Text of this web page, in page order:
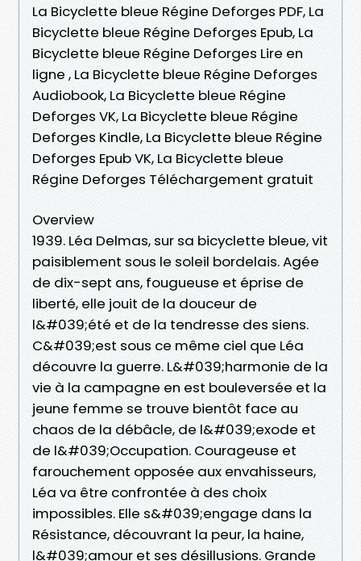
La Bicyclette bleue Régine Deforges PDF, La
Bicyclette bleue Régine Deforges Epub, La
Bicyclette bleue Régine Deforges Lire en
ligne , La Bicyclette bleue Régine Deforges
Audiobook, La Bicyclette bleue Régine
Deforges VK, La Bicyclette bleue Régine
Deforges Kindle, La Bicyclette bleue Régine
Deforges Epub VK, La Bicyclette bleue
Régine Deforges Téléchargement gratuit
Overview
1939. Léa Delmas, sur sa bicyclette bleue, vit
paisiblement sous le soleil bordelais. Agée
de dix-sept ans, fougueuse et éprise de
liberté, elle jouit de la douceur de
l&#039;été et de la tendresse des siens.
C&#039;est sous ce même ciel que Léa
découvre la guerre. L&#039;harmonie de la
vie à la campagne en est bouleversée et la
jeune femme se trouve bientôt face au
chaos de la débâcle, de l&#039;exode et
de l&#039;Occupation. Courageuse et
farouchement opposée aux envahisseurs,
Léa va être confrontée à des choix
impossibles. Elle s&#039;engage dans la
Résistance, découvrant la peur, la haine,
l&#039;amour et ses désillusions. Grande